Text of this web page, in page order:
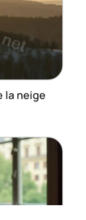
la neige